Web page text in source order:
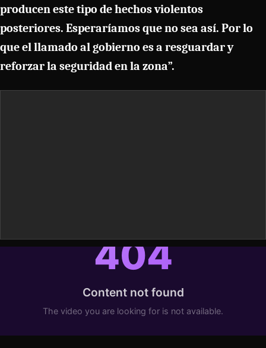
producen este tipo de hechos violentos
posteriores. Esperaríamos que no sea así. Por lo
que el llamado al gobierno es a resguardar y
reforzar la seguridad en la zona”.